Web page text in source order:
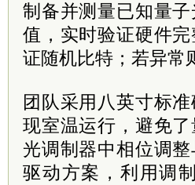
制备并测量已知量
值，实时验证硬件
证随机比特；若异常
团队采用八英寸标
现室温运行，避免
光调制器中相位调
驱动方案，利用调